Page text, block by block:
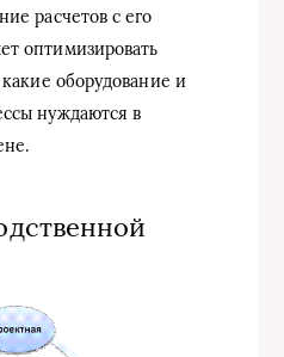
расчетов с его
оптимизировать
оборудование и
нуждаются в